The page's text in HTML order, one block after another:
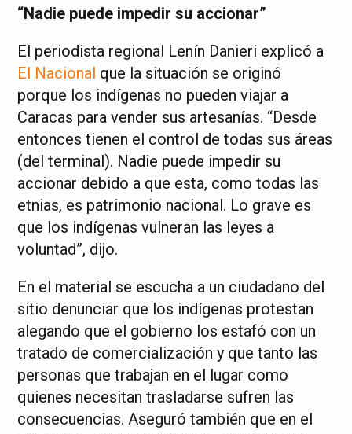
“Nadie puede impedir su accionar”
El periodista regional Lenín Danieri explicó a
El Nacional que la situación se originó
porque los indígenas no pueden viajar a
Caracas para vender sus artesanías. “Desde
entonces tienen el control de todas sus áreas
(del terminal). Nadie puede impedir su
accionar debido a que esta, como todas las
etnias, es patrimonio nacional. Lo grave es
que los indígenas vulneran las leyes a
voluntad”, dijo.
En el material se escucha a un ciudadano del
sitio denunciar que los indígenas protestan
alegando que el gobierno los estafó con un
tratado de comercialización y que tanto las
personas que trabajan en el lugar como
quienes necesitan trasladarse sufren las
consecuencias. Aseguró también que en el